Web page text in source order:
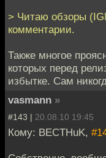
> Читаю обзоры
комментарии.
Также многое
которых перед
избытке. Сам
vasmann »
#143 | 20.08.10 19:45
Кому: BECTHuK,